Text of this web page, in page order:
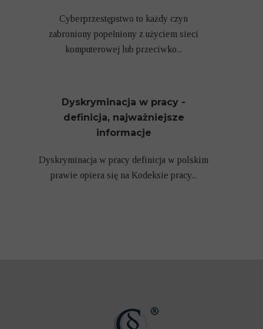
Cyberprzestępstwo to każdy czyn
zabroniony popełniony z użyciem sieci
komputerowej lub przeciwko...
Dyskryminacja w pracy -
definicja, najważniejsze
informacje
Dyskryminacja w pracy definicja w polskim
prawie opiera się na Kodeksie pracy...